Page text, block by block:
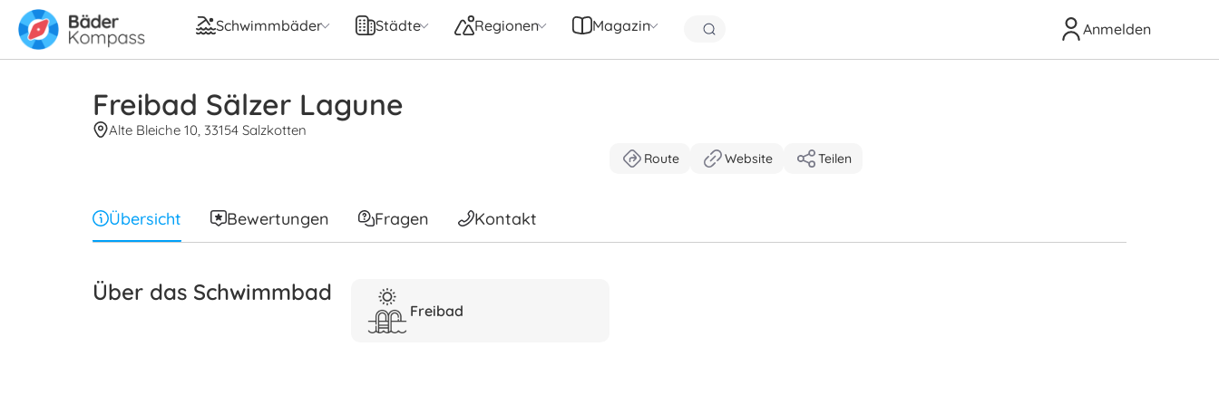
Schwimmbäder Städte Regionen Magazin Anmelden
Freibad Sälzer Lagune
Alte Bleiche 10, 33154 Salzkotten
Route Website Teilen
Übersicht Bewertungen Fragen Kontakt
Über das Schwimmbad
Freibad